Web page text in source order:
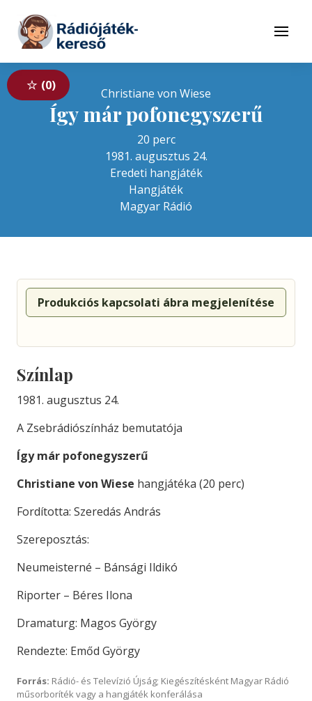
Tovább a tartalomhoz
Menü
0
Christiane von Wiese
Így már pofonegyszerű
20 perc
1981. augusztus 24.
Eredeti hangjáték
Hangjáték
Magyar Rádió
Produkciós kapcsolati ábra megjelenítése
Színlap
1981. augusztus 24.
A Zsebrádiószínház bemutatója
Így már pofonegyszerű
Christiane von Wiese hangjátéka (20 perc)
Fordította: Szeredás András
Szereposztás:
Neumeisterné – Bánsági Ildikó
Riporter – Béres Ilona
Dramaturg: Magos György
Rendezte: Emőd György
Forrás: Rádió- és Televízió Újság; Kiegészítésként Magyar Rádió
műsorboríték vagy a hangjáték konferálása